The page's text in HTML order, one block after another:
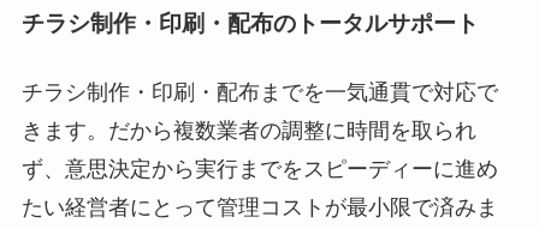
チラシ制作・印刷・配布のトータルサポート
チラシ制作・印刷・配布までを一気通貫で対応で
きます。だから複数業者の調整に時間を取られ
ず、意思決定から実行までをスピーディーに進め
たい経営者にとって管理コストが最小限で済みま